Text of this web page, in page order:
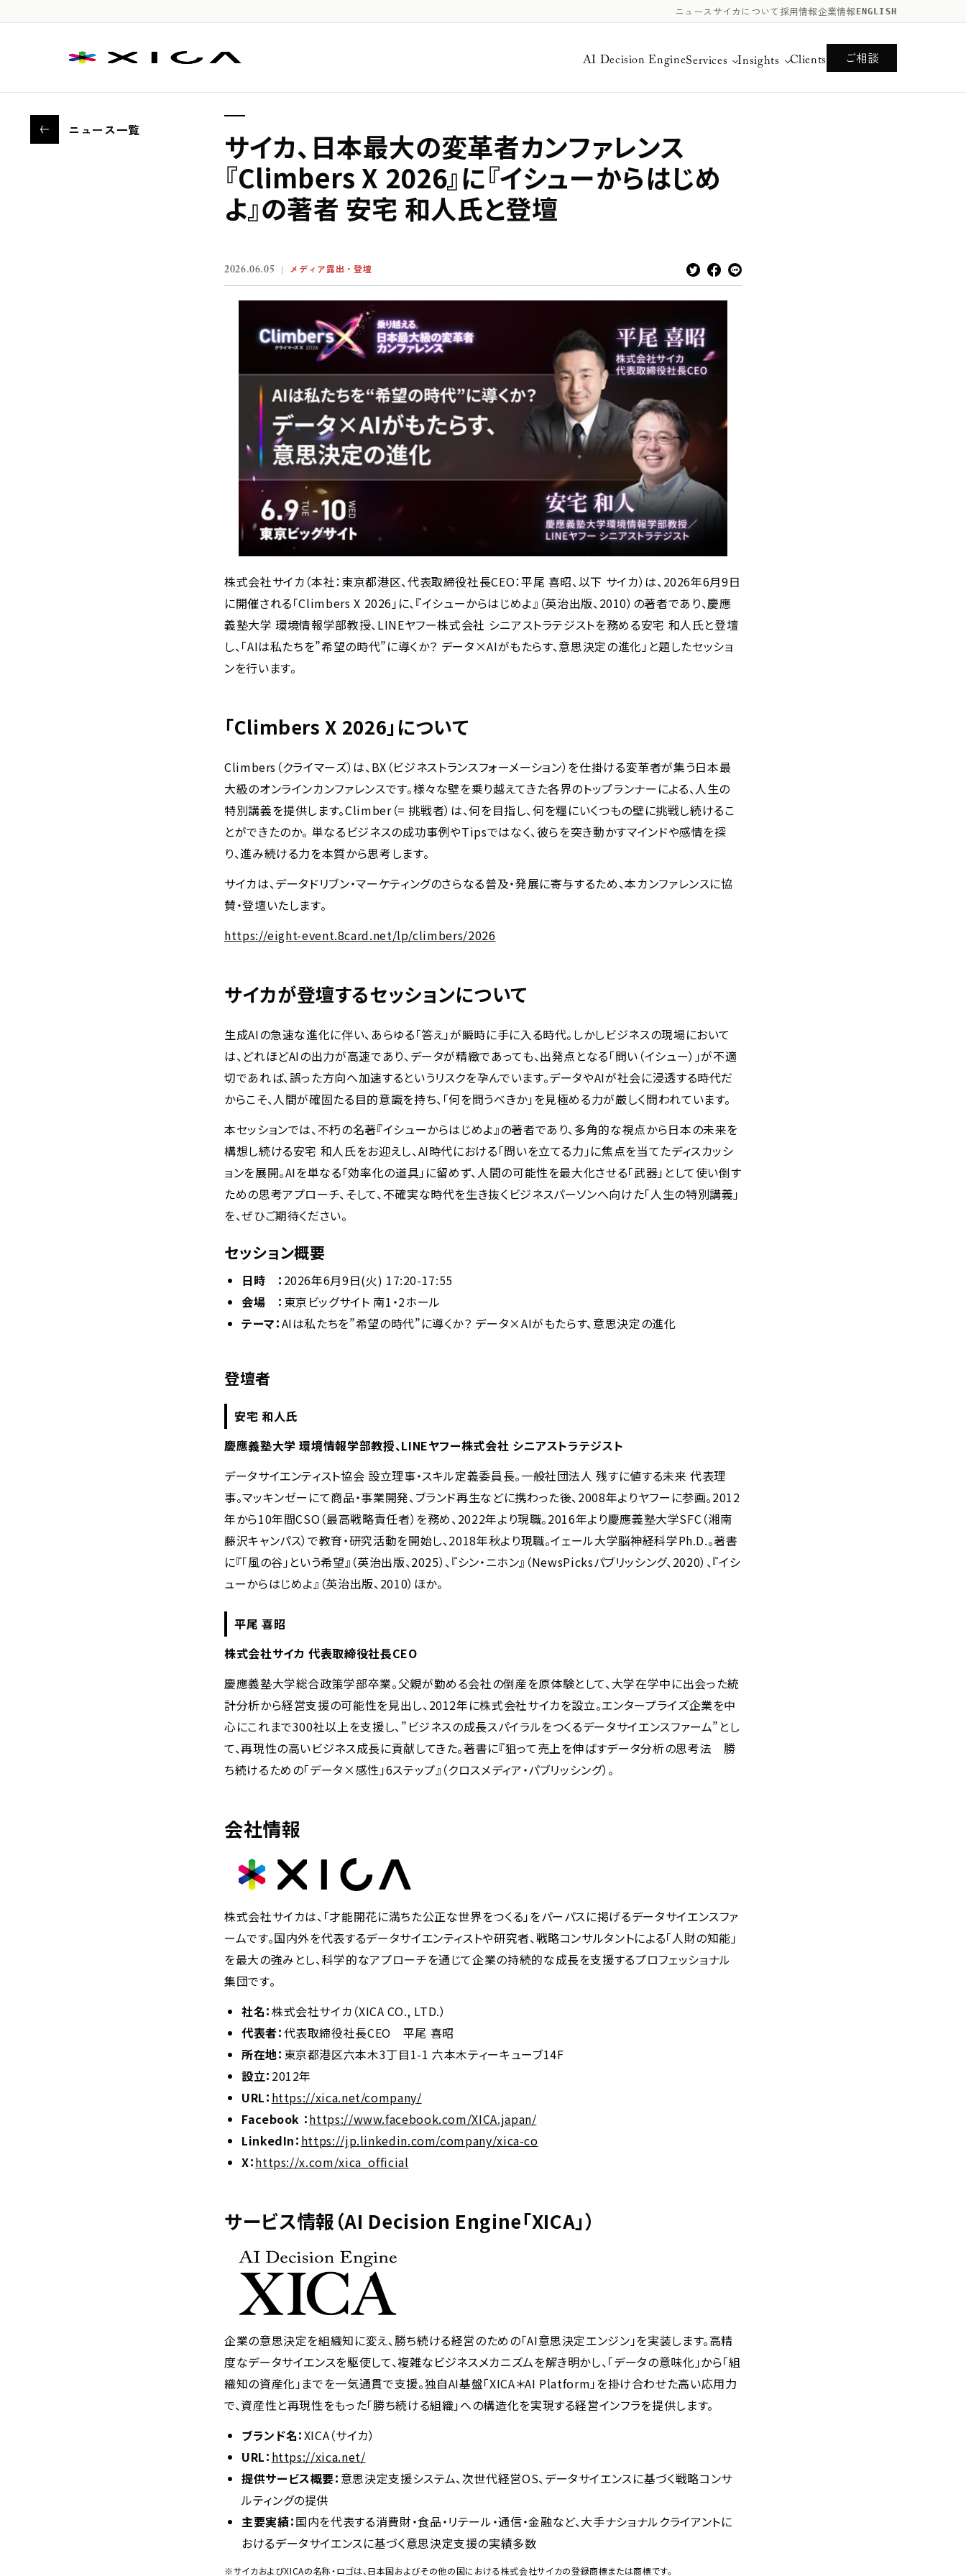
ニュース サイカについて 採用情報企業情報 ENGLISH
AI Decision EngineServices Insights Clients ご相談
ニュース一覧 サイカ、 日本最大の変革者カンファレンス
『Climbers X 2026』に『イシューからはじめ
よ』の著者 安宅 和人氏と登壇
2026.06.05 メディア露出・登壇
株式会社サイカ（本社：東京都港区、代表取締役社長CEO：平尾 喜昭、以下 サイカ）は、2026年6月9日
に開催される「Climbers X 2026」に、『イシューからはじめよ』（英治出版、2010）の著者であり、慶應
義塾大学 環境情報学部教授、LINEヤフー株式会社 シニアストラテジストを務める安宅 和人氏と登壇
し、「AIは私たちを”希望の時代”に導くか？ ️データ×AIがもたらす、意思決定の進化」と題したセッショ
ンを行います。
「Climbers X 2026」について
Climbers（クライマーズ）は、BX（ビジネストランスフォーメーション）を仕掛ける変革者が集う日本最
大級のオンラインカンファレンスです。様々な壁を乗り越えてきた各界のトップランナーによる、人生の
特別講義を提供します。Climber（= 挑戦者）は、何を目指し、何を糧にいくつもの壁に挑戦し続けるこ
とができたのか。 単なるビジネスの成功事例やTipsではなく、彼らを突き動かすマインドや感情を探
り、進み続ける力を本質から思考します。
サイカは、データドリブン・マーケティングのさらなる普及・発展に寄与するため、本カンファレンスに協
賛・登壇いたします。
https://eight-event.8card.net/lp/climbers/2026
サイカが登壇するセッションについて
生成AIの急速な進化に伴い、あらゆる「答え」が瞬時に手に入る時代。しかしビジネスの現場において
は、どれほどAIの出力が高速であり、データが精緻であっても、出発点となる「問い（イシュー）」が不適
切であれば、誤った方向へ加速するというリスクを孕んでいます。データやAIが社会に浸透する時代だ
からこそ、人間が確固たる目的意識を持ち、「何を問うべきか」を見極める力が厳しく問われています。
本セッションでは、不朽の名著『イシューからはじめよ』の著者であり、多角的な視点から日本の未来を
構想し続ける安宅 和人氏をお迎えし、AI時代における「問いを立てる力」に焦点を当てたディスカッシ
ョンを展開。AIを単なる「効率化の道具」に留めず、人間の可能性を最大化させる「武器」として使い倒す
ための思考アプローチ、そして、不確実な時代を生き抜くビジネスパーソンへ向けた「人生の特別講義」
を、ぜひご期待ください。
セッション概要
日時 ： 2026年6月9日(火) 17:20-17:55
会場 ： 東京ビッグサイト 南1・2ホール
テーマ：AIは私たちを”希望の時代”に導くか？ ️データ×AIがもたらす、意思決定の進化
登壇者
安宅 和人氏
慶應義塾大学 環境情報学部教授、LINEヤフー株式会社 シニアストラテジスト
データサイエンティスト協会 設立理事・スキル定義委員長。一般社団法人 残すに値する未来 代表理
事。マッキンゼーにて商品・事業開発、ブランド再生などに携わった後、2008年よりヤフーに参画。2012
年から10年間CSO（最高戦略責任者）を務め、2022年より現職。2016年より慶應義塾大学SFC（湘南
藤沢キャンパス）で教育・研究活動を開始し、2018年秋より現職。イェール大学脳神経科学Ph.D.。著書
に『「風の谷」という希望』（英治出版、2025）、『シン・ニホン』（NewsPicksパブリッシング、2020）、『イシ
ューからはじめよ』（英治出版、2010）ほか。
平尾 喜昭
株式会社サイカ 代表取締役社長CEO
​慶應義塾大学総合政策学部卒業。父親が勤める会社の倒産を原体験として、大学在学中に出会った統
計分析から経営支援の可能性を見出し、2012年に株式会社サイカを設立。エンタープライズ企業を中
心にこれまで300社以上を支援し、”ビジネスの成長スパイラルをつくるデータサイエンスファーム”とし
て、再現性の高いビジネス成長に貢献してきた。著書に『狙って売上を伸ばすデータ分析の思考法 勝
ち続けるための「データ×感性」6ステップ』（クロスメディア・パブリッシング）。
会社情報
株式会社サイカは、「才能開花に満ちた公正な世界をつくる」をパーパスに掲げるデータサイエンスファ
ームです。国内外を代表するデータサイエンティストや研究者、戦略コンサルタントによる「人財の知能」
を最大の強みとし、科学的なアプローチを通じて企業の持続的な成長を支援するプロフェッショナル
集団です。
社名：株式会社サイカ（XICA CO., LTD.）
代表者：代表取締役社長CEO 平尾 喜昭
所在地： 東京都港区六本木3丁目1-1 六本木ティーキューブ14F
設立： 2012年
URL： https://xica.net/company/
Facebook ：https://www.facebook.com/XICA.japan/
LinkedIn： https://jp.linkedin.com/company/xica-co
X：https://x.com/xica_official
サービス情報（AI Decision Engine「XICA」）
企業の意思決定を組織知に変え、勝ち続ける経営のための「AI意思決定エンジン」を実装します。高精
度なデータサイエンスを駆使して、複雑なビジネスメカニズムを解き明かし、「データの意味化」から「組
織知の資産化」までを一気通貫で支援。独自AI基盤「XICA＊AI Platform」を掛け合わせた高い応用力
で、資産性と再現性をもった「勝ち続ける組織」への構造化を実現する経営インフラを提供します。
ブランド名：XICA（サイカ）
URL： https://xica.net/
提供サービス概要： 意思決定支援システム、次世代経営OS、データサイエンスに基づく戦略コンサ
ルティングの提供
主要実績：国内を代表する消費財・食品・リテール・通信・金融など、大手ナショナルクライアントに
おけるデータサイエンスに基づく意思決定支援の実績多数
※サイカおよびXICAの名称・ロゴは、日本国およびその他の国における株式会社サイカの登録商標または商標です。